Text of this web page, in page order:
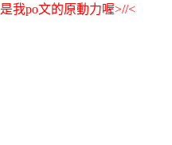
我po文的原動力喔>//<